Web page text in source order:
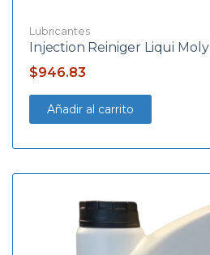
Lubricantes
Injection Reiniger Liqui Moly
$946.83
Añadir al carrito